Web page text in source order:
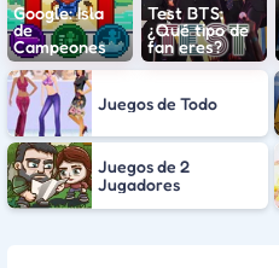
Google: Isla
de
Campeones
Test BTS:
¿Qué tipo de
fan eres?
Juegos de Todo
Juegos de 2
Jugadores